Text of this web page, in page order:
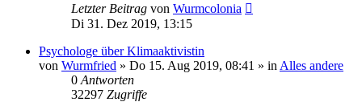
Letzter Beitrag von Wurmcolonia
Di 31. Dez 2019, 13:15
Psychologe über Klimaaktivistin
von Wurmfried » Do 15. Aug 2019, 08:41 » in Alles andere
0 Antworten
32297 Zugriffe